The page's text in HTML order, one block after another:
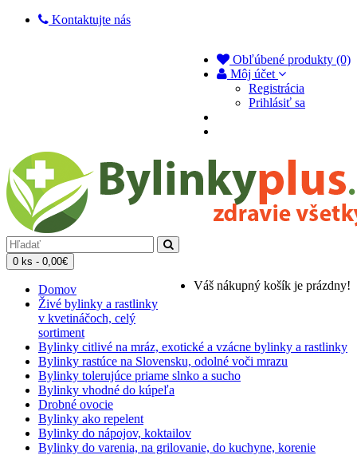
Kontaktujte nás
Obľúbené produkty (0)
Môj účet
Registrácia
Prihlásiť sa
0 ks - 0,00€
Váš nákupný košík je prázdny!
Domov
Živé bylinky a rastlinky
v kvetináčoch, celý
sortiment
Bylinky citlivé na mráz, exotické a vzácne bylinky a rastlinky
Bylinky rastúce na Slovensku, odolné voči mrazu
Bylinky tolerujúce priame slnko a sucho
Bylinky vhodné do kúpeľa
Drobné ovocie
Bylinky ako repelent
Bylinky do nápojov, koktailov
Bylinky do varenia, na grilovanie, do kuchyne, korenie